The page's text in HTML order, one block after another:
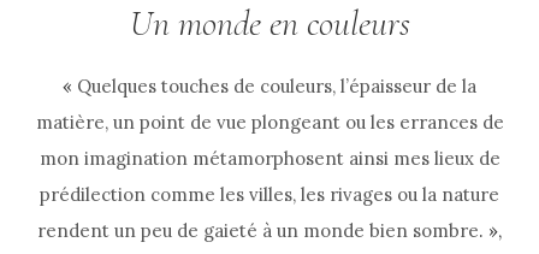
Un monde en couleurs
« Quelques touches de couleurs, l’épaisseur de la
matière, un point de vue plongeant ou les errances de
mon imagination métamorphosent ainsi mes lieux de
prédilection comme les villes, les rivages ou la nature
rendent un peu de gaieté à un monde bien sombre. »,